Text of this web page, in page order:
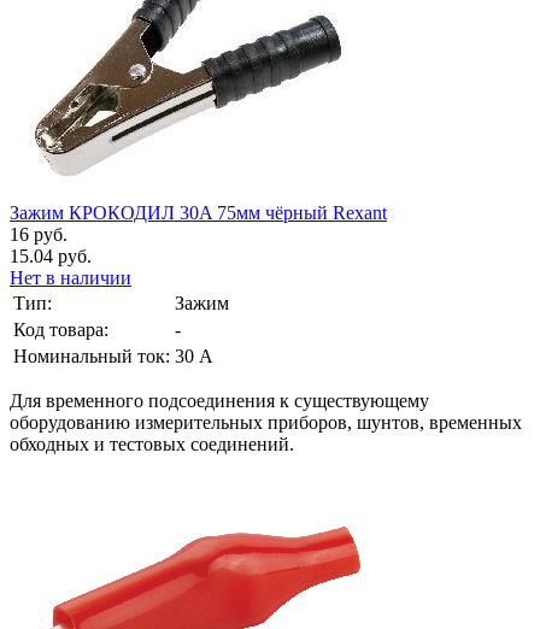
Зажим КРОКОДИЛ 30A 75мм чёрный Rexant
16 руб.
15.04 руб.
Нет в наличии
Тип:
Зажим
Код товара:
-
Номинальный ток: 30 А
Для временного подсоединения к существующему
оборудованию измерительных приборов, шунтов, временных
обходных и тестовых соединений.